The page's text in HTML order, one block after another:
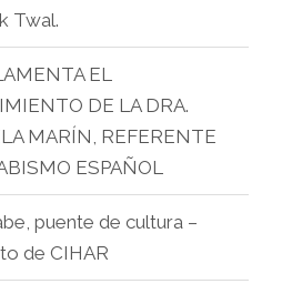
Twal.
EL
DE LA DRA.
MARÍN, REFERENTE
ESPAÑOL
puente de cultura –
de CIHAR